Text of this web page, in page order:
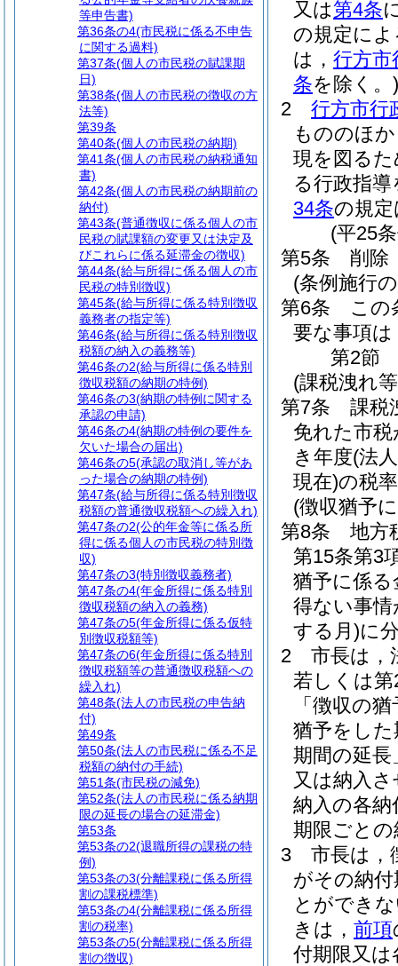
又は第4条
の規定に
は， 行方市
条を除く。)
2
行方市行
もののほ
現を図る
る行政指
34条の規
(平25
第5条
削除
(条例施行
第6条
この
要な事項
第2節
(課税洩れ
第7条
課税
免れた市
き年度(法
現在)の税
(徴収猶予
第8条
地方
第15条第3
猶予に係
得ない事
する月)に
2
市長は，
若しくは
「徴収の
猶予をし
期間の延
又は納入
納入の各納
期限ごと
3
市長は，
がその納
とができ
きは， 前項
付期限又
等申告書)
第36条の4(市民税に係る不申告
に関する過料)
第37条(個人の市民税の賦課期
日)
第38条(個人の市民税の徴収の方
法等)
第39条
第40条(個人の市民税の納期)
第41条(個人の市民税の納税通知
書)
第42条(個人の市民税の納期前の
納付)
第43条(普通徴収に係る個人の市
民税の賦課額の変更又は決定及
びこれらに係る延滞金の徴収)
第44条(給与所得に係る個人の市
民税の特別徴収)
第45条(給与所得に係る特別徴収
義務者の指定等)
第46条(給与所得に係る特別徴収
税額の納入の義務等)
第46条の2(給与所得に係る特別
徴収税額の納期の特例)
第46条の3(納期の特例に関する
承認の申請)
第46条の4(納期の特例の要件を
欠いた場合の届出)
第46条の5(承認の取消し等があ
った場合の納期の特例)
第47条(給与所得に係る特別徴収
税額の普通徴収税額への繰入れ)
第47条の2(公的年金等に係る所
得に係る個人の市民税の特別徴
収)
第47条の3(特別徴収義務者)
第47条の4(年金所得に係る特別
徴収税額の納入の義務)
第47条の5(年金所得に係る仮特
別徴収税額等)
第47条の6(年金所得に係る特別
徴収税額等の普通徴収税額への
繰入れ)
第48条(法人の市民税の申告納
付)
第49条
第50条(法人の市民税に係る不足
税額の納付の手続)
第51条(市民税の減免)
第52条(法人の市民税に係る納期
限の延長の場合の延滞金)
第53条
第53条の2(退職所得の課税の特
例)
第53条の3(分離課税に係る所得
割の課税標準)
第53条の4(分離課税に係る所得
割の税率)
第53条の5(分離課税に係る所得
割の徴収)